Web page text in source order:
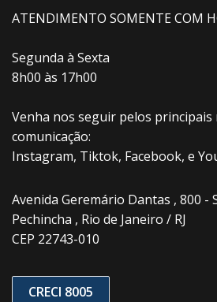
ATENDIMENTO SOMENTE COM
Segunda à Sexta
8h00 às 17h00
Venha nos seguir pelos principais
comunicação:
Instagram, Tiktok, Facebook, e
Avenida Geremário Dantas , 800 -
Pechincha , Rio de Janeiro / RJ
CEP 22743-010
CRECI 8005